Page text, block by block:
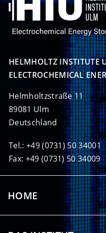
HELMHOLTZ INSTITUTE
ELECTROCHEMICAL
Helmholtzstraße 11
89081 Ulm
Deutschland
Tel.: +49 (0731) 50 34001
Fax: +49 (0731) 50 34009
HOME